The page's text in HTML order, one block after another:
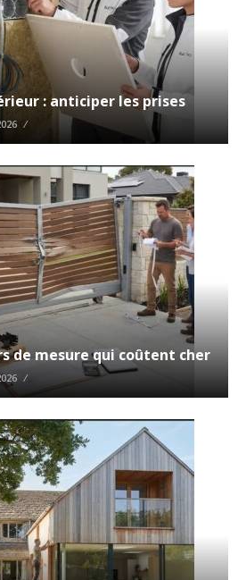
: anticiper les prises
de mesure qui coûtent cher